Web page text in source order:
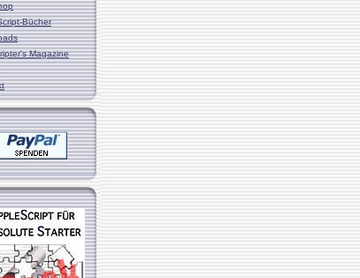
Bücher
Magazine